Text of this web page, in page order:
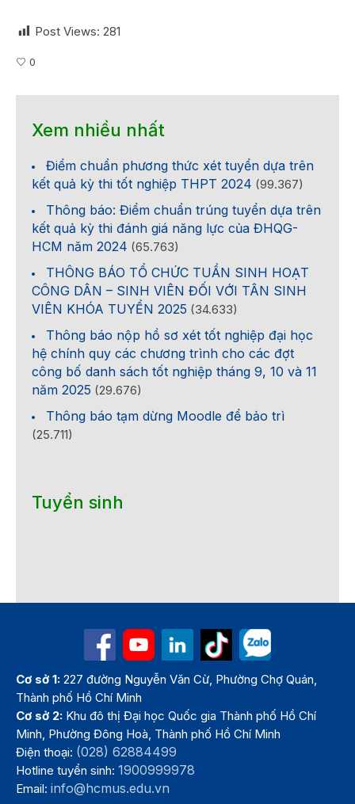
Post Views: 281
0
Xem nhiều nhất
Điểm chuẩn phương thức xét tuyển dựa trên
kết quả kỳ thi tốt nghiệp THPT 2024 (99.367)
Thông báo: Điểm chuẩn trúng tuyển dựa trên
kết quả kỳ thi đánh giá năng lực của ĐHQG-
HCM năm 2024 (65.763)
THÔNG BÁO TỔ CHỨC TUẦN SINH HOẠT
CÔNG DÂN – SINH VIÊN ĐỐI VỚI TÂN SINH
VIÊN KHÓA TUYỂN 2025 (34.633)
Thông báo nộp hồ sơ xét tốt nghiệp đại học
hệ chính quy các chương trình cho các đợt
công bố danh sách tốt nghiệp tháng 9, 10 và 11
năm 2025 (29.676)
Thông báo tạm dừng Moodle để bảo trì
(25.711)
Tuyển sinh
Cơ sở 1: 227 đường Nguyễn Văn Cừ, Phường Chợ Quán,
Thành phố Hồ Chí Minh
Cơ sở 2: Khu đô thị Đại học Quốc gia Thành phố Hồ Chí
Minh, Phường Đông Hoà, Thành phố Hồ Chí Minh
Điện thoại: (028) 62884499
Hotline tuyển sinh:1900999978
Email:info@hcmus.edu.vn